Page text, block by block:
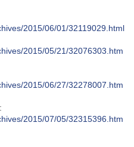
2015/06/01/32119029.html
2015/05/21/32076303.htm
2015/06/27/32278007.htm
2015/07/05/32315396.htm